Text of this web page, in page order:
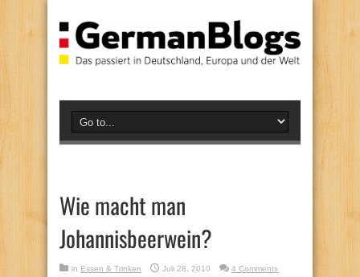
Wie macht man
Johannisbeerwein?
in Essen & Trinken Juli 28, 2010 4 Comments